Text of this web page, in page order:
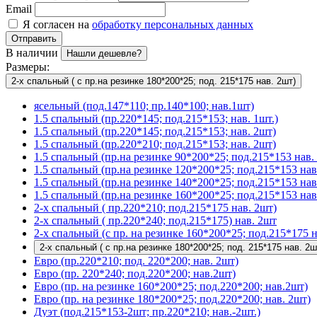
Email
Я согласен на обработку персональных данных
Отправить
В наличии Нашли дешевле?
Размеры:
2-х спальный ( с пр.на резинке 180*200*25; под. 215*175 нав. 2шт)
ясельный (под.147*110; пр.140*100; нав.1шт)
1.5 спальный (пр.220*145; под.215*153; нав. 1шт.)
1.5 спальный (пр.220*145; под.215*153; нав. 2шт)
1.5 спальный (пр.220*210; под.215*153; нав. 2шт)
1.5 спальный (пр.на резинке 90*200*25; под.215*153
1.5 спальный (пр.на резинке 120*200*25; под.215*153
1.5 спальный (пр.на резинке 140*200*25; под.215*153
1.5 спальный (пр.на резинке 160*200*25; под.215*153
2-х спальный ( пр.220*210; под.215*175 нав. 2шт)
2-х спальный ( пр.220*240; под.215*175) нав. 2шт
2-х спальный (с пр. на резинке 160*200*25; под.215*175
2-х спальный ( с пр.на резинке 180*200*25; под. 215*175 нав.
Евро (пр.220*210; под. 220*200; нав. 2шт)
Евро (пр. 220*240; под.220*200; нав.2шт)
Евро (пр. на резинке 160*200*25; под.220*200; нав.2шт)
Евро (пр. на резинке 180*200*25; под.220*200; нав. 2шт)
Дуэт (под.215*153-2шт; пр.220*210; нав.-2шт.)